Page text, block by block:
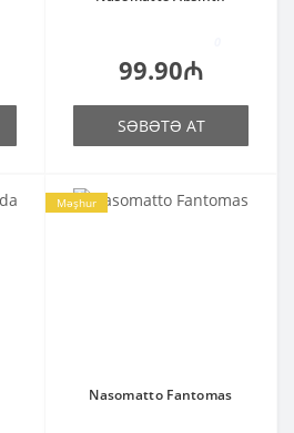
99.90₼
SƏBƏTƏ AT
Məşhur
Nasomatto Fantomas